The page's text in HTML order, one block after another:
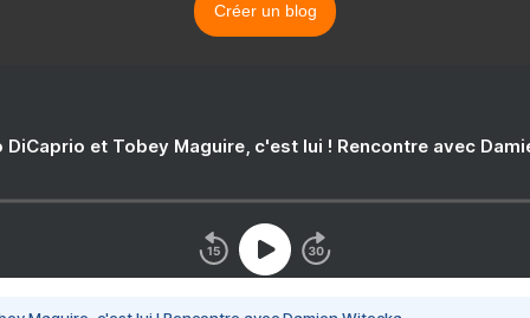
Créer un blog
DiCaprio et Tobey Maguire, c'est lui ! Rencontre avec